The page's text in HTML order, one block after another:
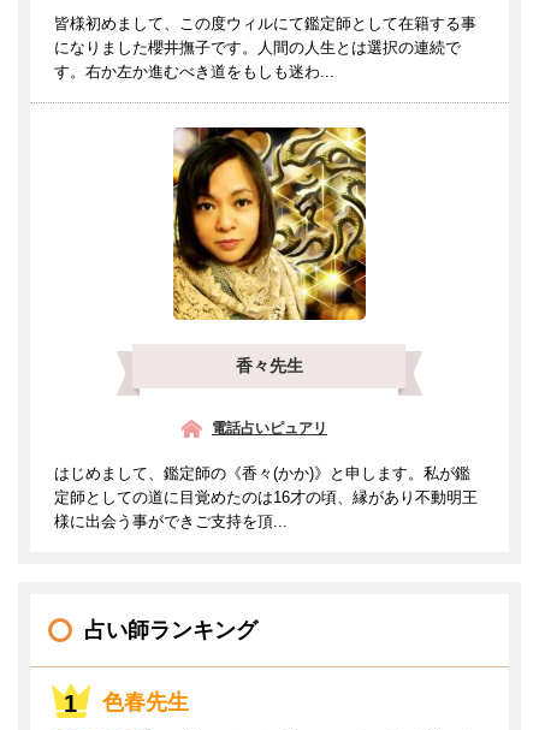
皆様初めまして、この度ウィルにて鑑定師として在籍する事
になりました櫻井撫子です。人間の人生とは選択の連続で
す。右か左か進むべき道をもしも迷わ...
香々先生
電話占いピュアリ
はじめまして、鑑定師の《香々(かか)》と申します。私が鑑
定師としての道に目覚めたのは16才の頃、縁があり不動明王
様に出会う事ができご支持を頂...
占い師ランキング
色春先生